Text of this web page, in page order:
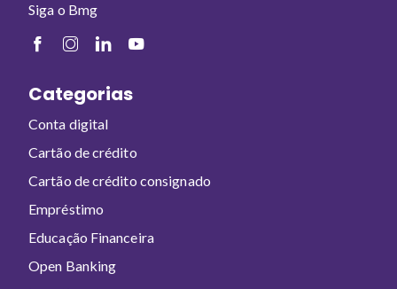
Siga o Bmg
Categorias
Conta digital
Cartão de crédito
Cartão de crédito consignado
Empréstimo
Educação Financeira
Open Banking